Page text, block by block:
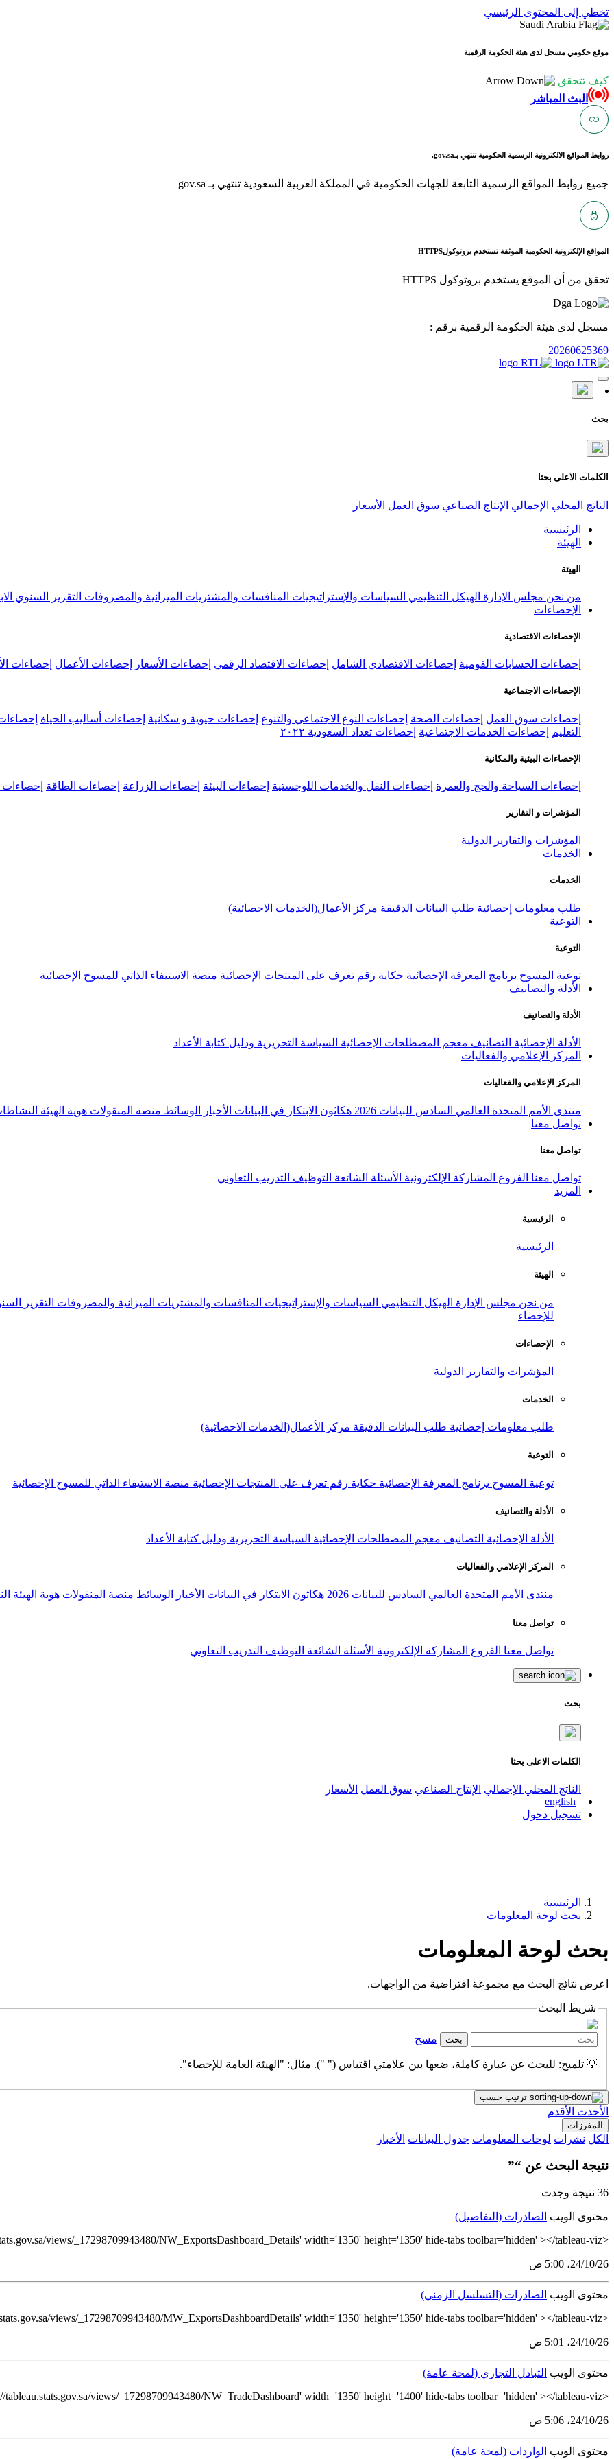
تخطي إلى المحتوى الرئيسي
موقع حكومي مسجل لدى هيئة الحكومة الرقمية
كيف تتحقق
البث المباشر
روابط المواقع الالكترونية الرسمية الحكومية تنتهي بـgov.sa.
جميع روابط المواقع الرسمية التابعة للجهات الحكومية في المملكة العربية السعودية تنتهي بـ gov.sa
المواقع الإلكترونية الحكومية الموثقة تستخدم بروتوكولHTTPS
تحقق من أن الموقع يستخدم بروتوكول HTTPS
مسجل لدى هيئة الحكومة الرقمية برقم :
20260625369
بحث
الكلمات الاعلى بحثا
الناتج المحلي الإجمالي الإنتاج الصناعي سوق العمل الأسعار
الرئيسية
الهيئة
الهيئة
من نحن مجلس الإدارة الهيكل التنظيمي السياسات والإستراتيجيات المنافسات والمشتريات الميزانية والمصروفات التقرير السنوي
الإحصاءات
الإحصاءات الاقتصادية
إحصاءات الحسابات القومية إحصاءات الاقتصادي الشامل إحصاءات الاقتصاد الرقمي إحصاءات الأسعار إحصاءات الأعمال إحصاءات
الإحصاءات الاجتماعية
إحصاءات سوق العمل إحصاءات الصحة إحصاءات النوع الاجتماعي والتنوع إحصاءات حيوية و سكانية إحصاءات أساليب الحياة
التعليم
إحصاءات الخدمات الاجتماعية إحصاءات تعداد السعودية ٢٠٢٢
الإحصاءات البيئية والمكانية
إحصاءات السياحة والحج والعمرة إحصاءات النقل والخدمات اللوجستية إحصاءات البيئة إحصاءات الزراعة إحصاءات الطاقة إحصاءات
المؤشرات و التقارير
المؤشرات والتقارير الدولية
الخدمات
الخدمات
طلب معلومات إحصائية طلب البيانات الدقيقة مركز الأعمال(الخدمات الاحصائية)
التوعية
التوعية
توعية المسوح برنامج المعرفة الإحصائية حكاية رقم تعرف على المنتجات الإحصائية منصة الاستيفاء الذاتي للمسوح الإحصائية
الأدلة والتصانيف
الأدلة والتصانيف
الأدلة الإحصائية التصانيف معجم المصطلحات الإحصائية السياسة التحريرية ودليل كتابة الأعداد
المركز الإعلامي والفعاليات
المركز الإعلامي والفعاليات
منتدى الأمم المتحدة العالمي السادس للبيانات 2026 هكاثون الابتكار في البيانات الأخبار الوسائط منصة المنقولات هوية الهيئة
تواصل معنا
تواصل معنا
تواصل معنا الفروع المشاركة الإلكترونية الأسئلة الشائعة التوظيف التدريب التعاوني
المزيد
الرئيسية
الرئيسية
الهيئة
من نحن مجلس الإدارة الهيكل التنظيمي السياسات والإستراتيجيات المنافسات والمشتريات الميزانية والمصروفات التقرير
للإحصاء
الإحصاءات
المؤشرات والتقارير الدولية
الخدمات
طلب معلومات إحصائية طلب البيانات الدقيقة مركز الأعمال(الخدمات الاحصائية)
التوعية
توعية المسوح برنامج المعرفة الإحصائية حكاية رقم تعرف على المنتجات الإحصائية منصة الاستيفاء الذاتي للمسوح الإحصائية
الأدلة والتصانيف
الأدلة الإحصائية التصانيف معجم المصطلحات الإحصائية السياسة التحريرية ودليل كتابة الأعداد
المركز الإعلامي والفعاليات
منتدى الأمم المتحدة العالمي السادس للبيانات 2026 هكاثون الابتكار في البيانات الأخبار الوسائط منصة المنقولات هوية الهيئة
تواصل معنا
تواصل معنا الفروع المشاركة الإلكترونية الأسئلة الشائعة التوظيف التدريب التعاوني
بحث
الكلمات الاعلى بحثا
الناتج المحلي الإجمالي الإنتاج الصناعي سوق العمل الأسعار
english
تسجيل دخول
الرئيسية
بحث لوحة المعلومات
بحث لوحة المعلومات
اعرض نتائج البحث مع مجموعة افتراضية من الواجهات.
شريط البحث
بحث مسح
💡 تلميح: للبحث عن عبارة كاملة، ضعها بين علامتي اقتباس (" "). مثال: "الهيئة العامة للإحصاء".
ترتيب حسب
الأحدث الأقدم
المفرزات
الكل نشرات لوحات المعلومات جدول البيانات الأخبار
نتيجة البحث عن “”
36 نتيجة وجدت
محتوى الويب الصادرات (التفاصيل)
<tableau-viz id='tableau-viz' src='https://tableau.stats.gov.sa/views/_17298709943480/NW_ExportsDashboard_Details' width='1350' height='1350' hide-tabs toolbar='hidden' ></tableau-viz>
26‏/10‏/24، 5:00 ص
محتوى الويب الصادرات (التسلسل الزمني)
<tableau-viz id='tableau-viz' src='https://tableau.stats.gov.sa/views/_17298709943480/MW_ExportsDashboardDetails' width='1350' height='1350' hide-tabs toolbar='hidden' ></tableau-viz>
26‏/10‏/24، 5:01 ص
محتوى الويب التبادل التجاري (لمحة عامة)
<tableau-viz id='tableau-viz' src='https://tableau.stats.gov.sa/views/_17298709943480/NW_TradeDashboard' width='1350' height='1400' hide-tabs toolbar='hidden' ></tableau-viz>
26‏/10‏/24، 5:06 ص
محتوى الويب الواردات (لمحة عامة)